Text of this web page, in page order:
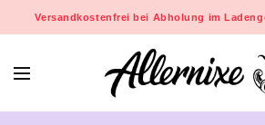
Versandkostenfrei bei Abholung im